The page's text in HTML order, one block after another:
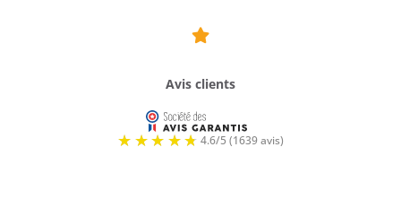

Avis clients